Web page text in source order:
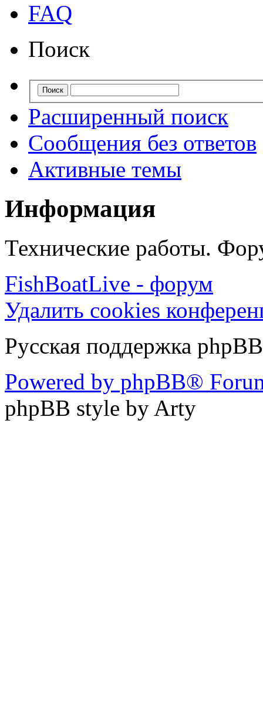
FAQ
Поиск
Расширенный поиск
Сообщения без ответов
Активные темы
Информация
Технические работы.
FishBoatLive - форум
Удалить cookies
Русская поддержка phpBB
Powered by phpBB®
phpBB style by Arty